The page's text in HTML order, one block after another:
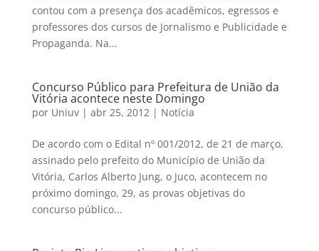
contou com a presença dos acadêmicos, egressos e
professores dos cursos de Jornalismo e Publicidade e
Propaganda. Na...
Concurso Público para Prefeitura de União da
Vitória acontece neste Domingo
por Uniuv| abr 25, 2012| Notícia
De acordo com o Edital nº 001/2012, de 21 de março,
assinado pelo prefeito do Município de União da
Vitória, Carlos Alberto Jung, o Juco, acontecem no
próximo domingo, 29, as provas objetivas do
concurso público...